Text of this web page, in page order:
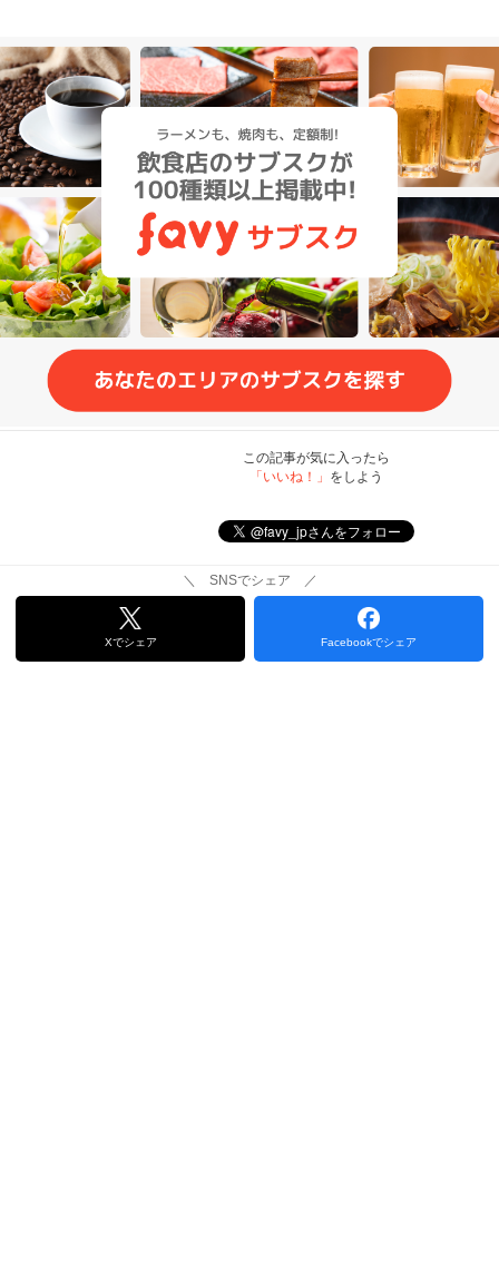
この記事が気に入ったら
「いいね！」 をしよう
＼ SNSでシェア ／
Xでシェア Facebookでシェア